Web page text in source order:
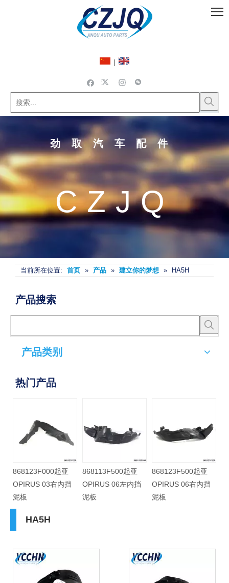
|
劲取汽车配件
CZJQ
当前所在位置: 首页 » 产品 » 建立你的梦想 » HA5H
产品搜索
产品类别
热门产品
868123F000起亚
OPIRUS 03右内挡
泥板
868113F500起亚
OPIRUS 06左内挡
泥板
868123F500起亚
OPIRUS 06右内挡
泥板
HA5H